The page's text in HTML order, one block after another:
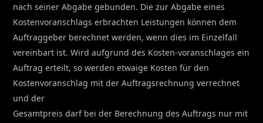
nach seiner Abgabe gebunden. Die zur Abgabe eines
Kostenvoranschlags erbrachten Leistungen können dem
Auftraggeber berechnet werden, wenn dies im Einzelfall
vereinbart ist. Wird aufgrund des Kosten-voranschlages ein
Auftrag erteilt, so werden etwaige Kosten für den
Kostenvoranschlag mit der Auftragsrechnung verrechnet
und der
Gesamtpreis darf bei der Berechnung des Auftrags nur mit